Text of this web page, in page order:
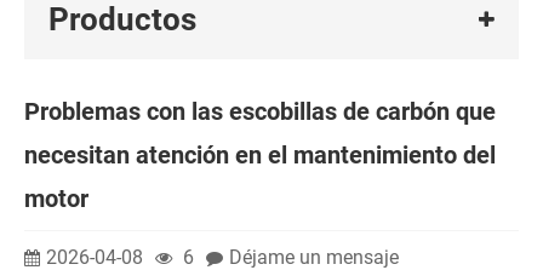
Productos
Problemas con las escobillas de carbón que
necesitan atención en el mantenimiento del
motor
2026-04-08 6
Déjame un mensaje